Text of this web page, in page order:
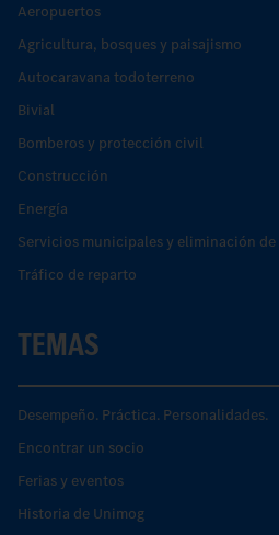
Aeropuertos
Agricultura, bosques y paisajismo
Autocaravana todoterreno
Bivial
Bomberos y protección civil
Construcción
Energía
Servicios municipales y eliminación
Tráfico de reparto
TEMAS
Desempeño. Práctica. Personalidades.
Encontrar un socio
Ferias y eventos
Historia de Unimog